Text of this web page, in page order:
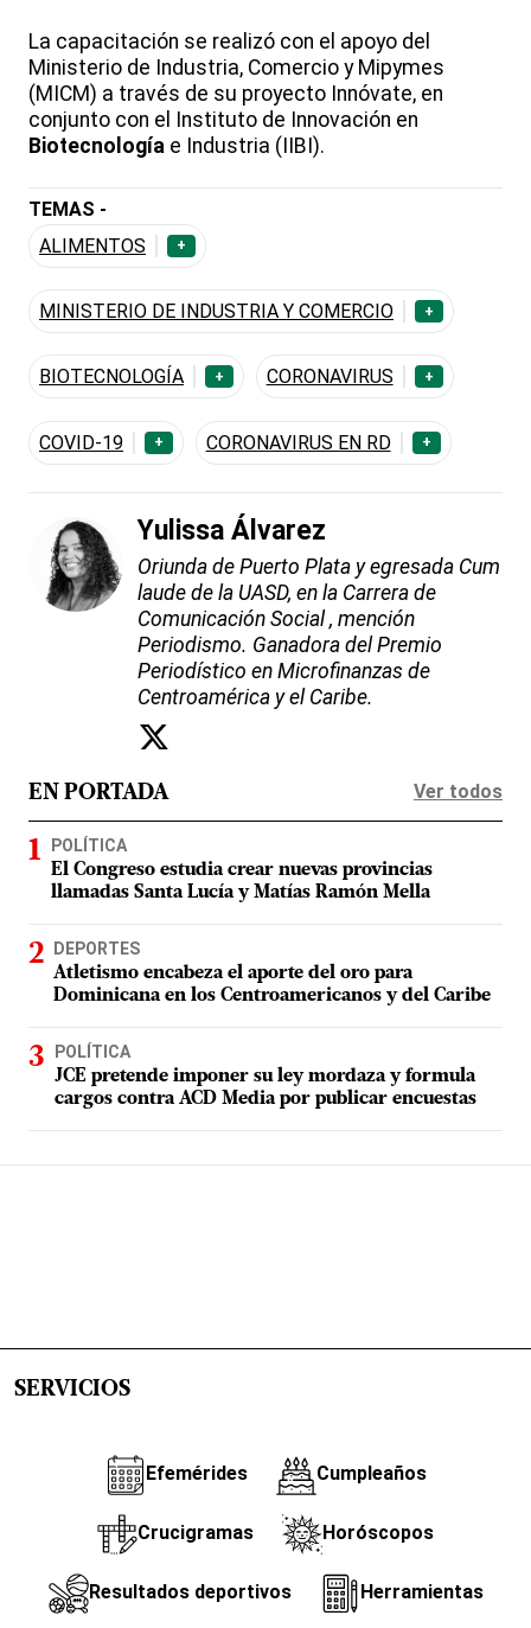
La capacitación se realizó con el apoyo del
Ministerio de Industria, Comercio y Mipymes
(MICM) a través de su proyecto Innóvate, en
conjunto con el Instituto de Innovación en
Biotecnología e Industria (IIBI).
TEMAS -
ALIMENTOS
+
MINISTERIO DE INDUSTRIA Y COMERCIO +
BIOTECNOLOGÍA + CORONAVIRUS +
COVID-19 + CORONAVIRUS EN RD +
Yulissa Álvarez
Oriunda de Puerto Plata y egresada Cum
laude de la UASD, en la Carrera de
Comunicación Social , mención
Periodismo. Ganadora del Premio
Periodístico en Microfinanzas de
Centroamérica y el Caribe.
EN PORTADA Ver todos
POLÍTICA
El Congreso estudia crear nuevas provincias
llamadas Santa Lucía y Matías Ramón Mella
DEPORTES
Atletismo encabeza el aporte del oro para
Dominicana en los Centroamericanos y del Caribe
POLÍTICA
JCE pretende imponer su ley mordaza y formula
cargos contra ACD Media por publicar encuestas
SERVICIOS
Efemérides Cumpleaños
Crucigramas Horóscopos
Resultados deportivos Herramientas